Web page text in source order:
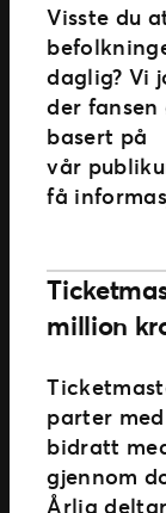
Visste du
daglig? Vi
der fansen
basert på
vår
få
million
parter
bidratt
gjennom
Årlig